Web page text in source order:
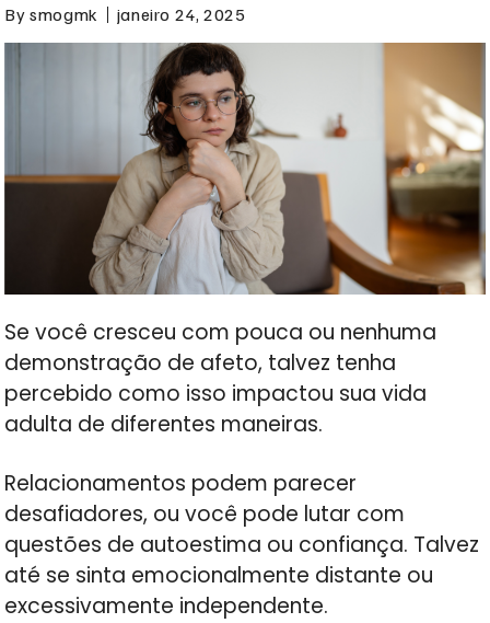
By smogmk janeiro 24, 2025
Se você cresceu com pouca ou nenhuma
demonstração de afeto, talvez tenha
percebido como isso impactou sua vida
adulta de diferentes maneiras.
Relacionamentos podem parecer
desafiadores, ou você pode lutar com
questões de autoestima ou confiança. Talvez
até se sinta emocionalmente distante ou
excessivamente independente.